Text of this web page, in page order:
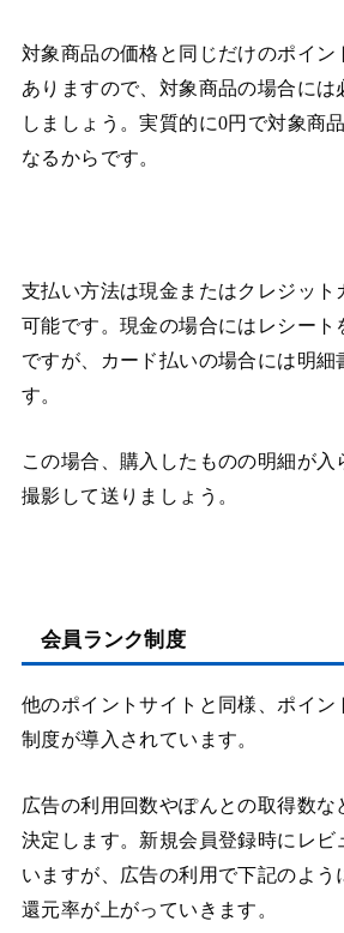
対象商品の価格と同じだけのポイン
ありますので、対象商品の場合には
しましょう。実質的に0円で対象商
なるからです。
支払い方法は現金またはクレジット
可能です。現金の場合にはレシート
ですが、カード払いの場合には明細
す。
この場合、購入したものの明細が入
撮影して送りましょう。
会員ランク制度
他のポイントサイトと同様、ポイン
制度が導入されています。
広告の利用回数やぽんとの取得数
決定します。新規会員登録時にレビ
いますが、広告の利用で下記のよう
還元率が上がっていきます。